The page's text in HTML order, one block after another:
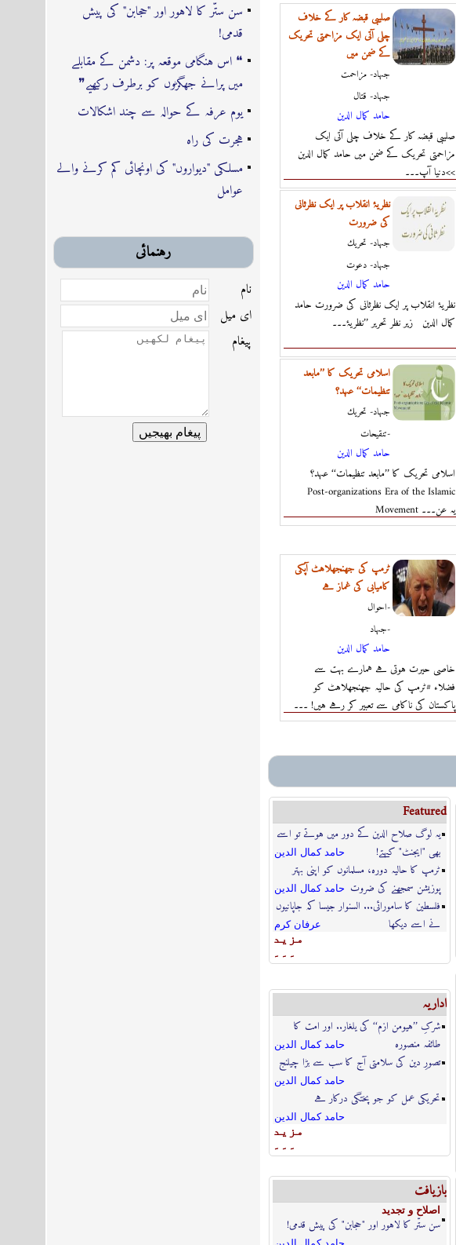
سن ستّر کا لاہور اور "حجابن" کی پیش
قدمی!
❝ اس ہنگامی موقعہ پر: دشمن کے مقابلے
میں پرانے جھگڑوں کو برطرف رکھیے❞
یوم عرفہ کے حوالہ سے چند اشکالات
ہجرت کی راہ
مسلکی "دیواروں" کی اونچائی کم کرنے والے
عوامل
رہنمائى
نام
اى ميل
پیغام
صلیبی قبضہ کار کے خلاف
چلی آتی ایک مزاحمتی تحریک
کے ضمن میں
جہاد- مزاحمت
جہاد- قتال
حامد كمال الدين
صلیبی قبضہ کار کے خلاف چلی آتی ایک
مزاحمتی تحریک کے ضمن میں حامد کمال الدین
>>دنیا آپ۔۔۔
نظریۂ انقلاب پر ایک نظرثانی
کی ضرورت
جہاد- تحريك
جہاد- دعوت
حامد كمال الدين
نظریۂ انقلاب پر ایک نظرثانی کی ضرورت حامد
کمال الدین زیر نظر تحریر ’’نظریۂ۔۔۔
اسلامی تحریک کا ’’مابعد
تنظیمات‘‘ عہد؟
جہاد- تحريك
تنقیحات-
حامد كمال الدين
اسلامی تحریک کا ’’مابعد تنظیمات‘‘ عہد؟
Post-organizations Era of the Islamic
Movement یہ عن۔۔۔
ٹرمپ کی جھنجھلاہٹ آپکی
کامیابی کی غماز ہے
احوال-
جہاد-
حامد كمال الدين
خاصی حیرت ہوتی ہے ہمارے بہت سے
فضلاء #ٹرمپ کی حالیہ جھنجھلاہٹ کو
پاکستان کی ناکامی سے تعبیر کر رہے ہیں! ۔۔۔
Featured
یہ لوگ صلاح الدین کے دور میں ہوتے تو اسے
بھی "ایجنٹ" کہتے!
حامد كمال الدين
ٹرمپ کا حالیہ دورہ، مسلمانوں کو اپنی بہتر
پوزیشن سمجھنے کی ضروت حامد كمال الدين
فلسطین کا سامورائی... السنوار جیسا کہ جاپانیوں
نے اسے دیکھا
عرفان كرم
مزيد
۔۔۔
اداریہ
شرکِ ’’ہیومن ازم‘‘ کی یلغار.. اور امت کا
طائفہ منصورہ
حامد كمال الدين
تصورِ دین کی سلامتی آج کا سب سے بڑا چیلنج
حامد كمال الدين
تحریکی عمل کو جو پختگی درکار ہے
حامد كمال الدين
مزيد
۔۔۔
بازيافت
اصلاح و تجديد
سن ستّر کا لاہور اور "حجابن" کی پیش قدمی!